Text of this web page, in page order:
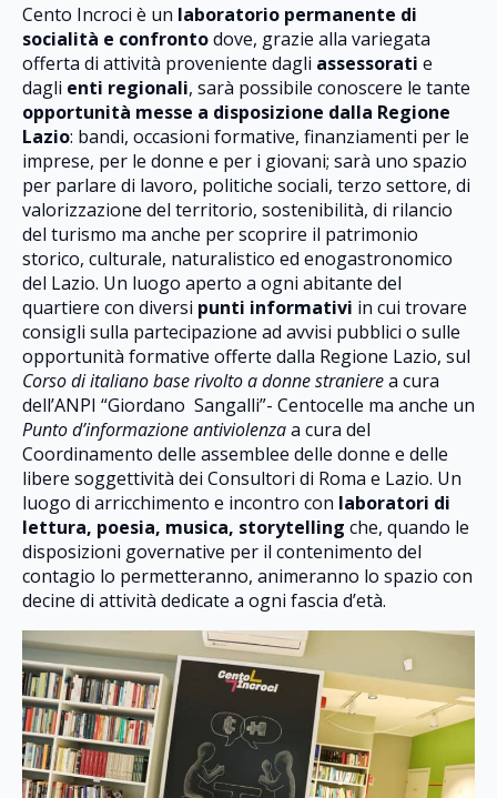
Cento Incroci è un laboratorio permanente di
socialità e confrontodove, grazie alla variegata
offerta di attività proveniente dagli assessorati e
dagli enti regionali, sarà possibile conoscere le tante
opportunità messe a disposizione dalla Regione
Lazio: bandi, occasioni formative, finanziamenti per le
imprese, per le donne e per i giovani; sarà uno spazio
per parlare di lavoro, politiche sociali, terzo settore, di
valorizzazione del territorio, sostenibilità, di rilancio
del turismo ma anche per scoprire il patrimonio
storico, culturale, naturalistico ed enogastronomico
del Lazio. Un luogo aperto a ogni abitante del
quartiere con diversi punti informativi in cui trovare
consigli sulla partecipazione ad avvisi pubblici o sulle
opportunità formative offerte dalla Regione Lazio, sul
Corso di italiano base rivolto a donne stranierea cura
dell’ANPI “Giordano Sangalli”- Centocelle ma anche un
Punto d’informazione antiviolenzaa cura del
Coordinamento delle assemblee delle donne e delle
libere soggettività dei Consultori di Roma e Lazio. Un
luogo di arricchimento e incontro con laboratori di
lettura, poesia, musica, storytelling che, quando le
disposizioni governative per il contenimento del
contagio lo permetteranno, animeranno lo spazio con
decine di attività dedicate a ogni fascia d’età.